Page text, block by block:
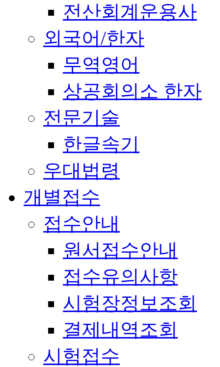
전산회계운용사
외국어/한자
무역영어
상공회의소 한자
전문기술
한글속기
우대법령
개별접수
접수안내
원서접수안내
접수유의사항
시험장정보조회
결제내역조회
시험접수